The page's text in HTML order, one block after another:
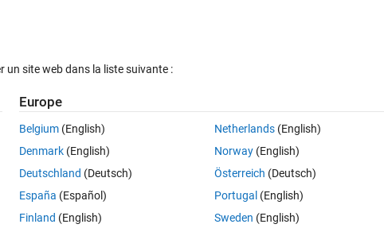
un site web dans la liste suivante :
Europe
Belgium (English)
Denmark (English)
Deutschland (Deutsch)
España (Español)
Finland (English)
Netherlands(English)
Norway(English)
Österreich (Deutsch)
Portugal (English)
Sweden (English)